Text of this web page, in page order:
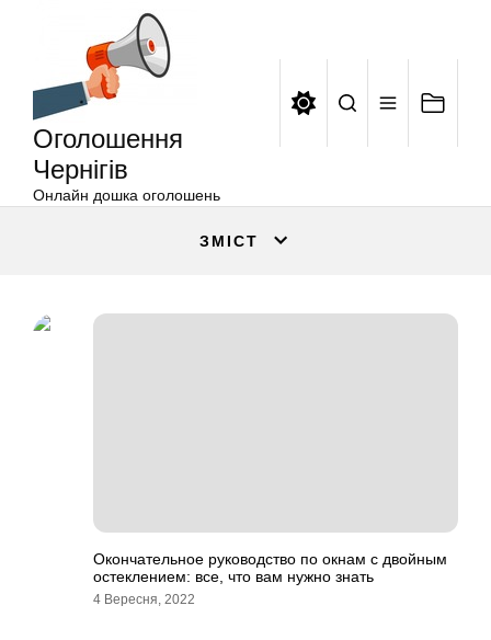
Оголошення
Чернігів
Онлайн дошка оголошень
ЗМІСТ
Окончательное руководство по окнам с двойным
остеклением: все, что вам нужно знать
4 Вересня, 2022